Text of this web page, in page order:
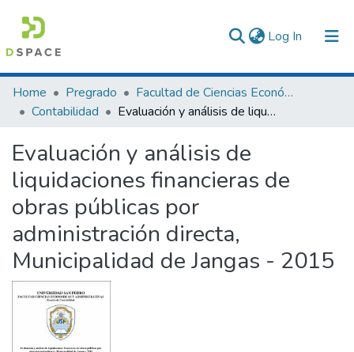
Log In (current)
Communities & Collections
All of DSpace
Statistics
Home Pregrado
Facultad de Ciencias Económicas y Administrativas
Contabilidad
Evaluación y análisis de liquidaciones financieras de obras públicas por administración directa, Municipalidad de Jangas - 2015
Evaluación y análisis de
liquidaciones financieras de
obras públicas por
administración directa,
Municipalidad de Jangas - 2015